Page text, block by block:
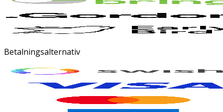
Betalningsalternativ